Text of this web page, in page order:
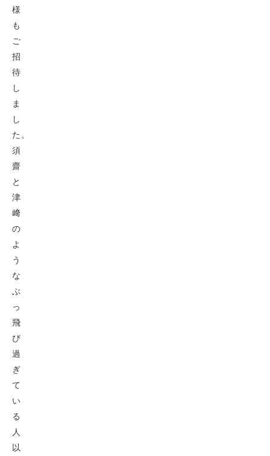
様
も
ご
招
待
し
ま
し
た。
須
齋
と
津
﨑
の
よ
う
な
ぶ
っ
飛
び
過
ぎ
て
い
る
人
以